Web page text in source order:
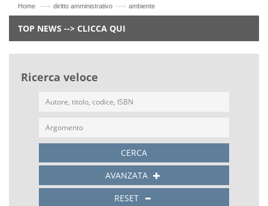
Home —› diritto amministrativo —› ambiente
TOP NEWS --> CLICCA QUI
Ricerca veloce
CERCA
AVANZATA
RESET